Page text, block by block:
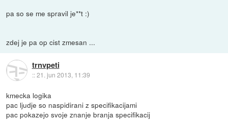
pa so se me spravil je**t :)
zdej je pa op cist zmesan ...
trnvpeti
::21. jun 2013, 11:39
kmecka logika
pac ljudje so naspidirani z specifikacijami
pac pokazejo svoje znanje branja specifikacij